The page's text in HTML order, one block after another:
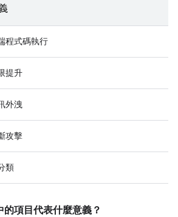
程式碼執行
提升
外洩
攻擊
類
的項目代表什麼意義？